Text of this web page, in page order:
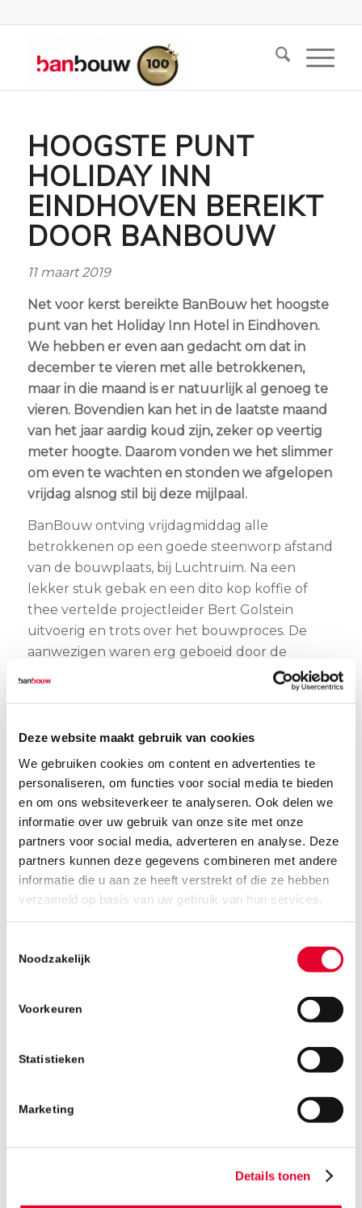
Deze website maakt gebruik van cookies
We gebruiken cookies om content en advertenties te
personaliseren, om functies voor social media te bieden
en om ons websiteverkeer te analyseren. Ook delen we
informatie over uw gebruik van onze site met onze
partners voor social media, adverteren en analyse. Deze
partners kunnen deze gegevens combineren met andere
informatie die u aan ze heeft verstrekt of die ze hebben
verzameld op basis van uw gebruik van hun services.
Noodzakelijk
Voorkeuren
Statistieken
Marketing
Details tonen
HOOGSTE PUNT
HOLIDAY INN
EINDHOVEN BEREIKT
DOOR BANBOUW
11 maart 2019
Net voor kerst bereikte BanBouw het hoogste
punt van het Holiday Inn Hotel in Eindhoven.
We hebben er even aan gedacht om dat in
december te vieren met alle betrokkenen,
maar in die maand is er natuurlijk al genoeg te
vieren. Bovendien kan het in de laatste maand
van het jaar aardig koud zijn, zeker op veertig
meter hoogte. Daarom vonden we het slimmer
om even te wachten en stonden we afgelopen
vrijdag alsnog stil bij deze mijlpaal.
BanBouw ontving vrijdagmiddag alle
betrokkenen op een goede steenworp afstand
van de bouwplaats, bij Luchtruim. Na een
lekker stuk gebak en een dito kop koffie of
thee vertelde projectleider Bert Golstein
uitvoerig en trots over het bouwproces. De
aanwezigen waren erg geboeid door de
manier waarop er al maanden hard gewerkt
Na Berts presentatie kon iedereen de
recentste ontwikkelingen met eigen ogen
bekijken op de bouwplaats. Projectleider Bert,
uitvoerder Thomas de Vries en
werkvoorbereider Erik van Dommelen
verzorgden een rondleiding. Vanzelfsprekend
ging men ook het dak op en werd er genoten
van het uitzicht over de Eindhovense skyline.
Zoals het hoort op een feestelijke
hoogstepuntviering, sloten we de dag af met
een gezellige borrel. Daar vonden we het wel